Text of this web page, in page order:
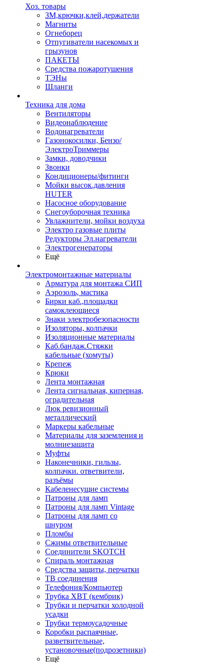
Хоз. товары
ЗМ,крючки,клей,держатели
Магниты
Огнеборец
Отпугиватели насекомых и
грызунов
ПАКЕТЫ
Средства пожаротушения
ТЭНы
Шланги
Техника для дома
Вентиляторы
Видеонаблюдение
Водонагреватели
Газонокосилки, Бензо/
ЭлектроТриммеры
Замки, доводчики
Звонки
Кондиционеры/фитинги
Мойки высок.давления
HUTER
Насосное оборудование
Снегоуборочная техника
Увлажнители, мойки воздуха
Электро газовые плиты
Редукторы Эл.нагреватели
Электрогенераторы
Ещё
Электромонтажные материалы
Арматура для монтажа СИП
Аэрозоль, мастика
Бирки каб.,площадки
самоклеющиеся
Знаки электробезопасности
Изоляторы, колпачки
Изоляционные материалы
Каб.бандаж.Стяжки
кабельные (хомуты)
Крепеж
Крюки
Лента монтажная
Лента сигнальная, киперная,
оградительная
Люк ревизионный
металлический
Маркеры кабельные
Материалы для заземления и
молниезащита
Муфты
Наконечники, гильзы,
колпачки. ответвители,
разъёмы
Кабеленесущие системы
Патроны для ламп
Патроны для ламп Vintage
Патроны для ламп со
шнуром
Пломбы
Сжимы ответвительные
Соединители SKOTCH
Спираль монтажная
Средства защиты, перчатки
ТВ соединения
Телефония/Компьютер
Трубка ХВТ (кембрик)
Трубки и перчатки холодной
усадки
Трубки термоусадочные
Коробки распаячные,
разветвительные,
установочные(подрозетники)
Ещё